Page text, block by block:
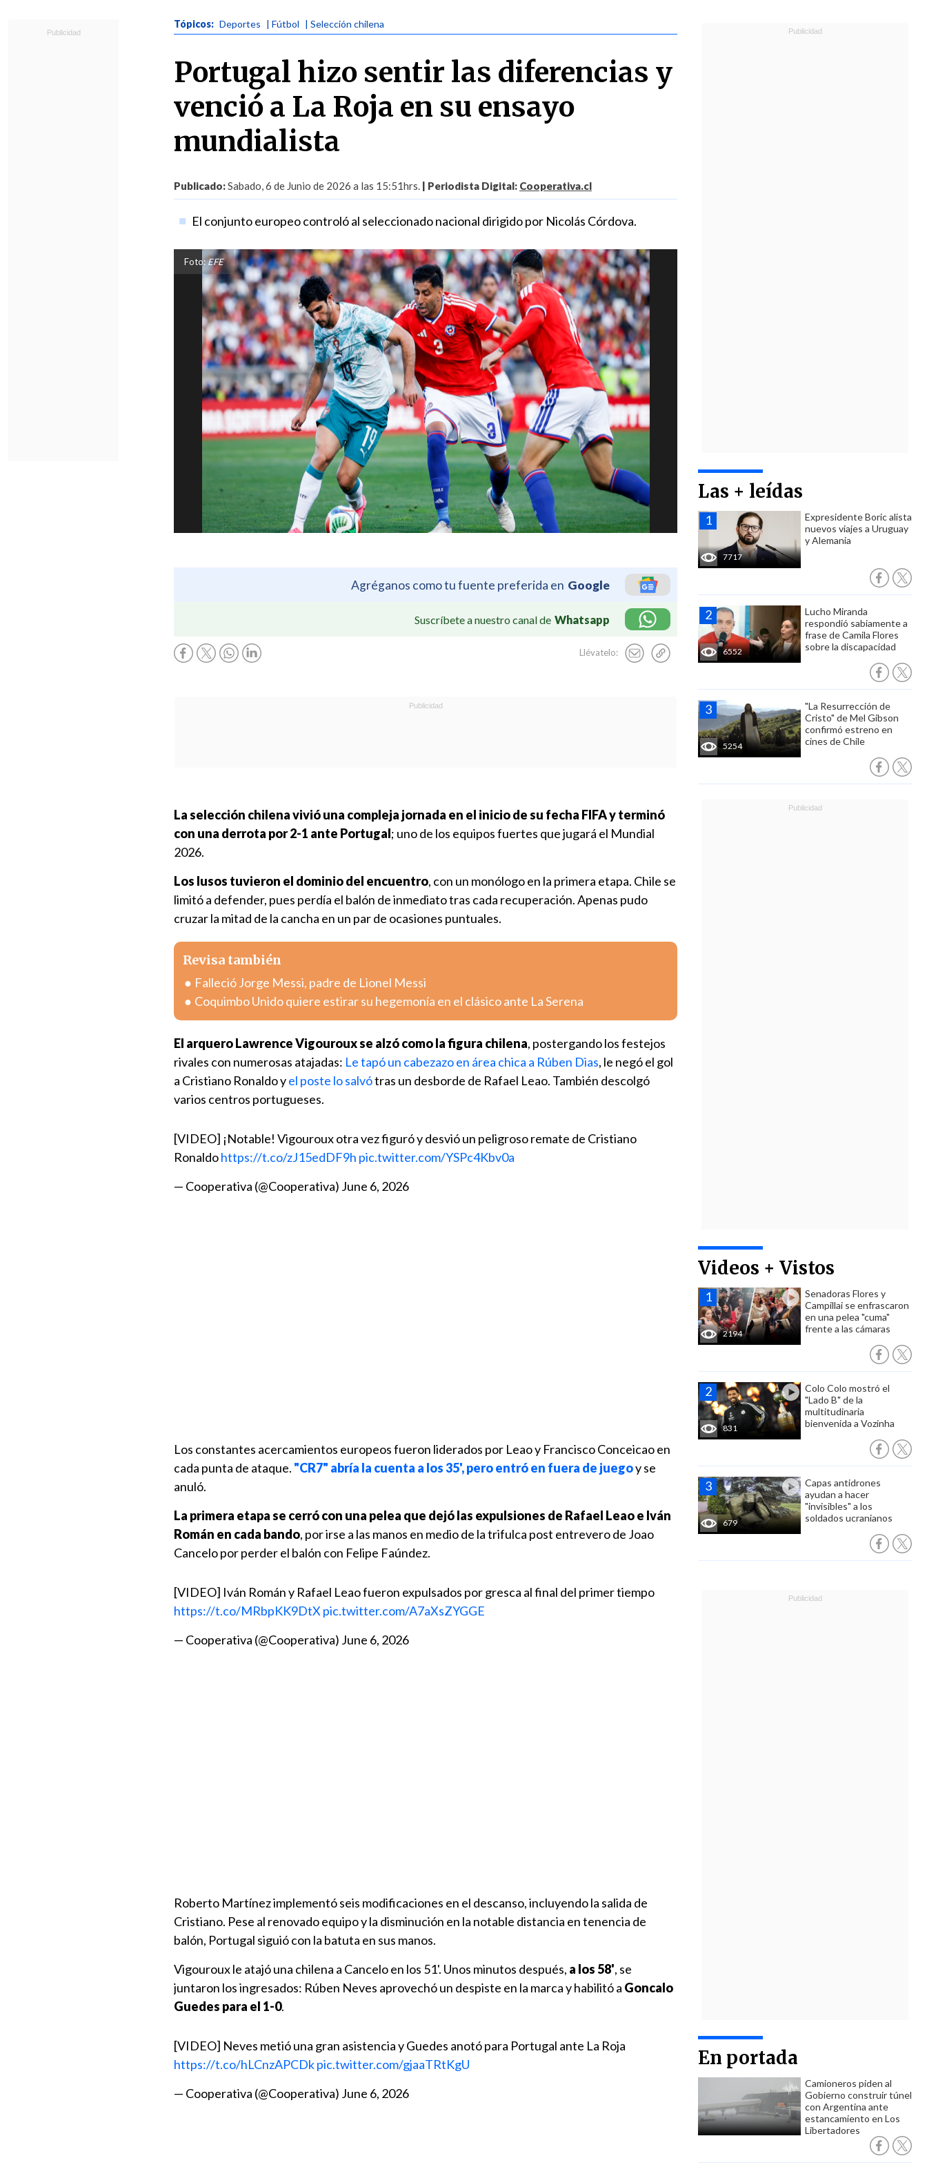
Tópicos: Deportes | Fútbol | Selección chilena
Portugal hizo sentir las diferencias y
venció a La Roja en su ensayo
mundialista
Publicado:Sabado, 6 de Junio de 2026 a las 15:51hrs. | Periodista Digital: Cooperativa.cl
El conjunto europeo controló al seleccionado nacional dirigido por Nicolás Córdova.
Foto:EFE
Agréganos como tu fuente preferida en Google
Suscríbete a nuestro canal de Whatsapp
Llévatelo:
Las + leídas
7717
Expresidente Boric alista
nuevos viajes a Uruguay
y Alemania
6552
Lucho Miranda
respondió sabiamente a
frase de Camila Flores
sobre la discapacidad
5254
"La Resurrección de
Cristo" de Mel Gibson
confirmó estreno en
cines de Chile
Videos + Vistos
2194
Senadoras Flores y
Campillai se enfrascaron
en una pelea "cuma"
frente a las cámaras
831
Colo Colo mostró el
"Lado B" de la
multitudinaria
bienvenida a Vozinha
679
Capas antidrones
ayudan a hacer
"invisibles" a los
soldados ucranianos
En portada
Camioneros piden al
Gobierno construir túnel
con Argentina ante
estancamiento en Los
Libertadores
La selección chilena vivió una compleja jornada en el inicio de su fecha FIFA y terminó
con una derrota por 2-1 ante Portugal; uno de los equipos fuertes que jugará el Mundial
2026.
Los lusos tuvieron el dominio del encuentro, con un monólogo en la primera etapa. Chile se
limitó a defender, pues perdía el balón de inmediato tras cada recuperación. Apenas pudo
cruzar la mitad de la cancha en un par de ocasiones puntuales.
Revisa también
Falleció Jorge Messi, padre de Lionel Messi
Coquimbo Unido quiere estirar su hegemonía en el clásico ante La Serena
El arquero Lawrence Vigouroux se alzó como la figura chilena, postergando los festejos
rivales con numerosas atajadas: Le tapó un cabezazo en área chica a Rúben Dias, le negó el gol
a Cristiano Ronaldo yel poste lo salvótras un desborde de Rafael Leao. También descolgó
varios centros portugueses.
[VIDEO] ¡Notable! Vigouroux otra vez figuró y desvió un peligroso remate de Cristiano
Ronaldohttps://t.co/zJ15edDF9h pic.twitter.com/YSPc4Kbv0a
— Cooperativa (@Cooperativa) June 6, 2026
Los constantes acercamientos europeos fueron liderados por Leao y Francisco Conceicao en
cada punta de ataque. "CR7" abría la cuenta a los 35', pero entró en fuera de juegoy se
anuló.
La primera etapa se cerró con una pelea que dejó las expulsiones de Rafael Leao e Iván
Román en cada bando, por irse a las manos en medio de la trifulca post entrevero de Joao
Cancelo por perder el balón con Felipe Faúndez.
[VIDEO] Iván Román y Rafael Leao fueron expulsados por gresca al final del primer tiempo
https://t.co/MRbpKK9DtX pic.twitter.com/A7aXsZYGGE
— Cooperativa (@Cooperativa) June 6, 2026
Roberto Martínez implementó seis modificaciones en el descanso, incluyendo la salida de
Cristiano. Pese al renovado equipo y la disminución en la notable distancia en tenencia de
balón, Portugal siguió con la batuta en sus manos.
Vigouroux le atajó una chilena a Cancelo en los 51'. Unos minutos después, a los 58', se
juntaron los ingresados: Rúben Neves aprovechó un despiste en la marca y habilitó a Goncalo
Guedes para el 1-0.
[VIDEO] Neves metió una gran asistencia y Guedes anotó para Portugal ante La Roja
https://t.co/hLCnzAPCDkpic.twitter.com/gjaaTRtKgU
— Cooperativa (@Cooperativa) June 6, 2026